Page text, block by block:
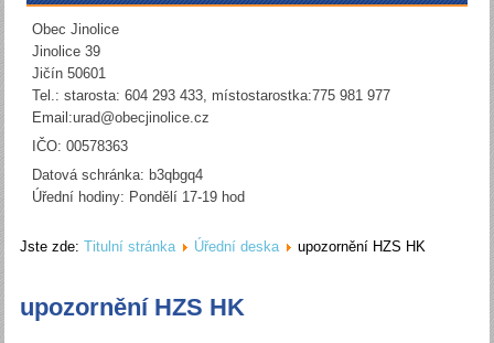
Obec Jinolice
Jinolice 39
Jičín 50601
Tel.: starosta: 604 293 433, místostarostka:775 981 977
Email:urad@obecjinolice.cz
IČO: 00578363
Datová schránka: b3qbgq4
Úřední hodiny: Pondělí 17-19 hod
Jste zde:Titulní stránka Úřední deska upozornění HZS HK
upozornění HZS HK